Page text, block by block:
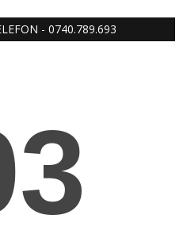
- 0740.789.693